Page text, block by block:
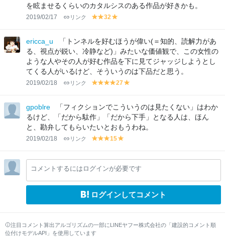
を眩ませるくらいのカタルシスのある作品が好きかも。
2019/02/17 リンク
y
lo
w
y
lo
w
32
lo
w
ericca_u
「トンネルを好むほうが偉い(＝知的、読解力があ
る、視点が鋭い、冷静など)」みたいな価値観で、この女性の
ような人やその人が好む作品を下に見てジャッジしようとし
てくる人がいるけど、そういうのは下品だと思う。
2019/02/18 リンク
y
lo
w
y
lo
y
lo
w
y
lo
w
27
lo
w
gpoblre
「フィクションでこういうのは見たくない」はわか
るけど、「だから駄作」「だから下手」となる人は、ほん
と、勘弁してもらいたいとおもうわね。
2019/02/18 リンク
y
lo
w
y
lo
w
y
lo
w
15
lo
w
コメントするにはログインが必要です
ログインしてコメント
注目コメント算出アルゴリズムの一部にLINEヤフー株式会社の「建設的コメント順
位付けモデルAPI」を使用しています